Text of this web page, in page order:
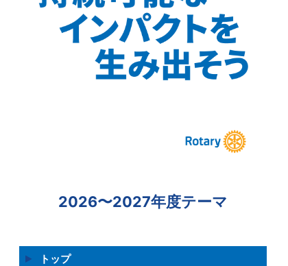
2026〜2027年度テーマ
トップ